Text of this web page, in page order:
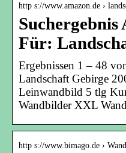
http s://www.amazon.de ›
Suchergebnis
Für:
Ergebnissen 1 – 48
Landschaft Gebirge
Leinwandbild 5 tlg
Wandbilder XXL
http s://www.bimago.de ›